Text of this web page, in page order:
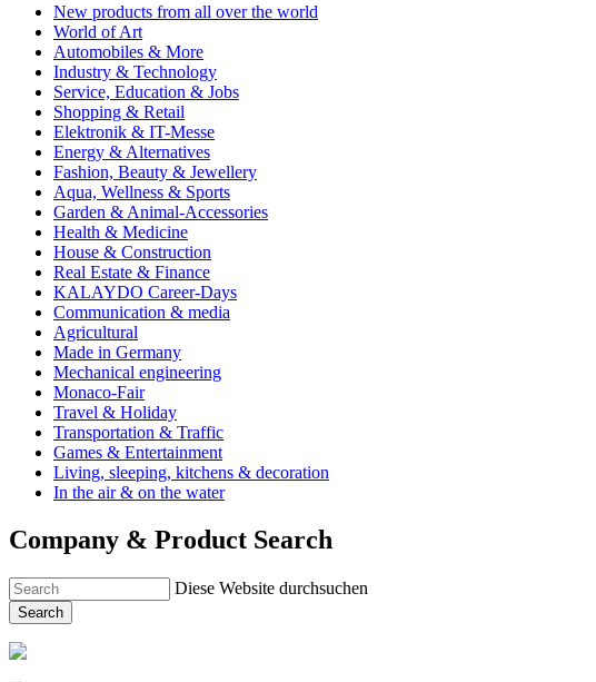
New products from all over the world
World of Art
Automobiles & More
Industry & Technology
Service, Education & Jobs
Shopping & Retail
Elektronik & IT-Messe
Energy & Alternatives
Fashion, Beauty & Jewellery
Aqua, Wellness & Sports
Garden & Animal-Accessories
Health & Medicine
House & Construction
Real Estate & Finance
KALAYDO Career-Days
Communication & media
Agricultural
Made in Germany
Mechanical engineering
Monaco-Fair
Travel & Holiday
Transportation & Traffic
Games & Entertainment
Living, sleeping, kitchens & decoration
In the air & on the water
Company & Product Search
Diese Website durchsuchen
Search